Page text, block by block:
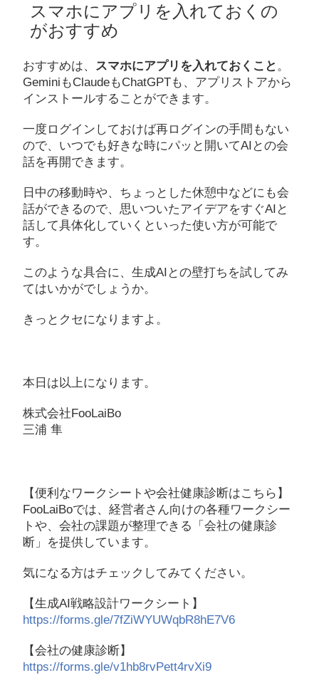
スマホにアプリを入れておくの
がおすすめ
おすすめは、 スマホにアプリを入れておくこと 。
GeminiもClaudeもChatGPTも、アプリストアから
インストールすることができます。
一度ログインしておけば再ログインの手間もない
ので、いつでも好きな時にパッと開いてAIとの会
話を再開できます。
日中の移動時や、ちょっとした休憩中などにも会
話ができるので、思いついたアイデアをすぐAIと
話して具体化していくといった使い方が可能で
す。
このような具合に、生成AIとの壁打ちを試してみ
てはいかがでしょうか。
きっとクセになりますよ。
本日は以上になります。
株式会社FooLaiBo
三浦 隼
【便利なワークシートや会社健康診断はこちら】
FooLaiBoでは、経営者さん向けの各種ワークシー
トや、会社の課題が整理できる「会社の健康診
断」を提供しています。
気になる方はチェックしてみてください。
【生成AI戦略設計ワークシート】
https://forms.gle/7fZiWYUWqbR8hE7V6
【会社の健康診断】
https://forms.gle/v1hb8rvPett4rvXi9